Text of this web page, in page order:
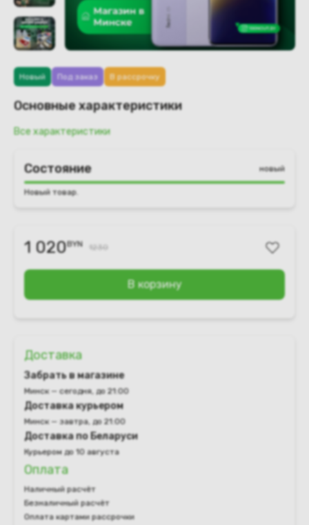
Новый Под заказ В рассрочку
Основные характеристики
Все характеристики
Состояние новый
Новый товар.
1 020BYN 1230
В корзину
Доставка
Забрать в магазине
Минск — сегодня, до 21:00
Доставка курьером
Минск — завтра, до 21:00
Доставка по Беларуси
Курьером до 10 августа
Оплата
Наличный расчёт
Безналичный расчёт
Оплата картами рассрочки